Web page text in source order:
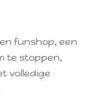
funshop, een
te stoppen,
volledige